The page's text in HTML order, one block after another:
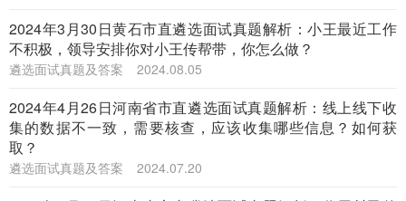
2024年3月30日黄石市直遴选面试真题解析：小王最近工作
不积极，领导安排你对小王传帮带，你怎么做？
遴选面试真题及答案 2024.08.05
2024年4月26日河南省市直遴选面试真题解析：线上线下收
集的数据不一致，需要核查，应该收集哪些信息？如何获
取？
遴选面试真题及答案 2024.07.20